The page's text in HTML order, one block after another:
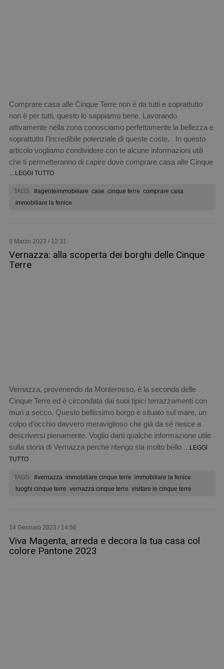
Comprare casa alle Cinque Terre non è da tutti e soprattutto
non è per tutti, questo lo sappiamo bene. Lavorando
attivamente nella zona conosciamo perfettamente la bellezza e
soprattutto l’incredibile potenziale di queste coste. In questo
articolo vogliamo condividere con te alcune informazioni utili
che ti permetteranno di capire dove comprare casa alle Cinque
…LEGGI TUTTO
TAGS: #agenteimmobiliare case cinque terre comprare casa
immobiliare la fenice
9 Marzo 2023 / 12:31
Vernazza: alla scoperta dei borghi delle Cinque
Terre
Vernazza, provenendo da Monterosso, è la seconda delle
Cinque Terre ed è circondata dai suoi tipici terrazzamenti con
muri a secco. Questo bellissimo borgo è situato sul mare, un
colpo d’occhio davvero meraviglioso che già da sé riesce a
descriversi pienamente. Voglio darti qualche informazione utile
sulla storia di Vernazza perché ritengo sia molto bello …LEGGI
TUTTO
TAGS: #vernazza immobiliare cinque terre immobiliare la fenice
luoghi cinque terre vernazza cinque terre visitare le cinque terre
14 Gennaio 2023 / 14:56
Viva Magenta, arreda e decora la tua casa col
colore Pantone 2023